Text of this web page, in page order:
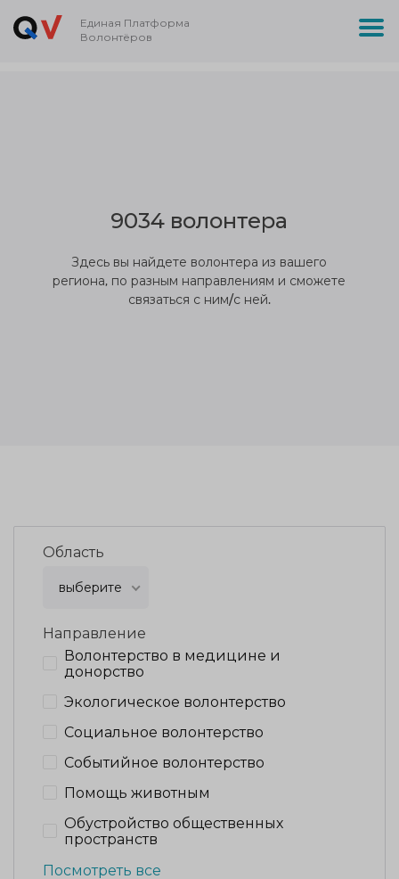
Единая Платформа
Волонтёров
9034 волонтера
Здесь вы найдете волонтера из вашего
региона, по разным направлениям и сможете
связаться с ним/с ней.
Область
выберите
Направление
Волонтерство в медицине и
донорство
Экологическое волонтерство
Социальное волонтерство
Событийное волонтерство
Помощь животным
Обустройство общественных
пространств
Посмотреть все